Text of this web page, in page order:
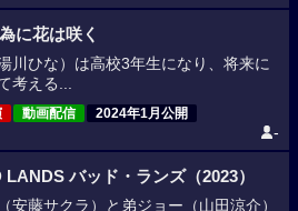
に花は咲く
川ひな）は高校3年生になり、将来に
考える...
動画配信 2024年1月公開
-
LANDS バッド・ランズ（2023）
安藤サクラ）と弟ジョー（山田涼介）